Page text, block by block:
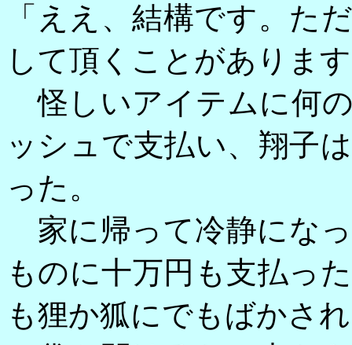
「ええ、結構です。た
して頂くことがありま
怪しいアイテムに何
ッシュで支払い、翔子
った。
家に帰って冷静にな
ものに十万円も支払っ
も狸か狐にでもばかさ